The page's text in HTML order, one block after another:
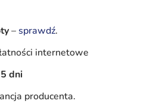
–sprawdź.
internetowe
5 dni
producenta.